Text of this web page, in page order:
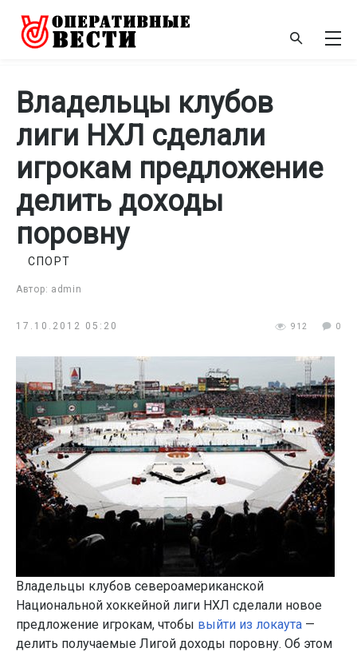
Владельцы клубов
лиги НХЛ сделали
игрокам предложение
делить доходы
поровну
Автор: admin
СПОРТ
17.10.2012 05:20 912 0
Владельцы клубов североамериканской
Национальной хоккейной лиги НХЛ сделали новое
предложение игрокам, чтобы выйти из локаута —
делить получаемые Лигой доходы поровну. Об этом